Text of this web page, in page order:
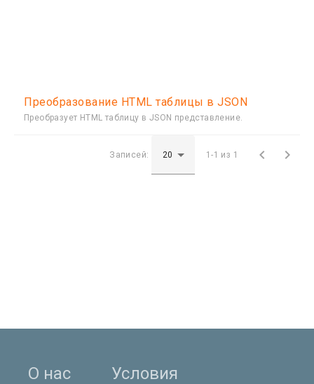
Преобразование HTML таблицы в JSON
Преобразует HTML таблицу в JSON представление.
Записей: 1-1 из 1  
О нас Условия